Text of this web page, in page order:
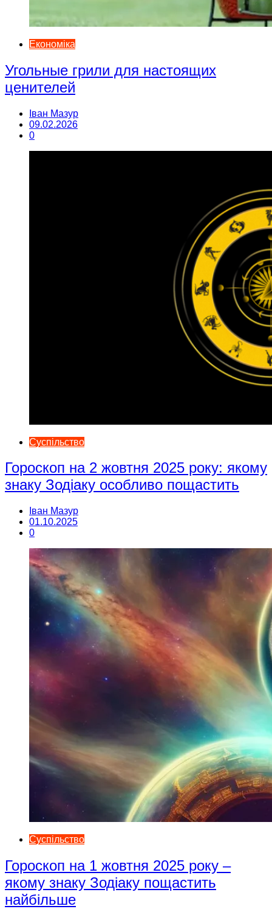
Економіка
Угольные грили для настоящих
ценителей
Іван Мазур
09.02.2026
0
Суспільство
Гороскоп на 2 жовтня 2025 року: якому
знаку Зодіаку особливо пощастить
Іван Мазур
01.10.2025
0
Суспільство
Гороскоп на 1 жовтня 2025 року –
якому знаку Зодіаку пощастить
найбільше